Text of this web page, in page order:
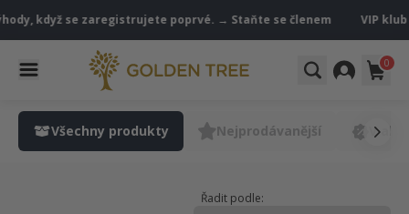
když se zaregistrujete poprvé. → Staňte se členem VIP klub
0
Všechny produkty Nejprodávanější V akci
Řadit podle: